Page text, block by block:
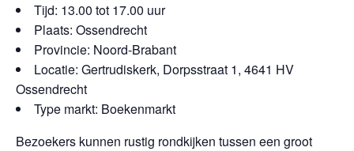
Tijd: 13.00 tot 17.00 uur
Plaats: Ossendrecht
Provincie: Noord-Brabant
Locatie: Gertrudiskerk, Dorpsstraat 1, 4641 HV
Ossendrecht
Type markt: Boekenmarkt
Bezoekers kunnen rustig rondkijken tussen een groot